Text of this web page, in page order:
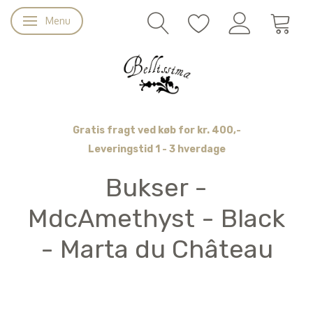
Skifte navigation
Menu
Gratis fragt ved køb for kr. 400,-
Leveringstid 1 - 3 hverdage
Bukser -
MdcAmethyst - Black
- Marta du Château